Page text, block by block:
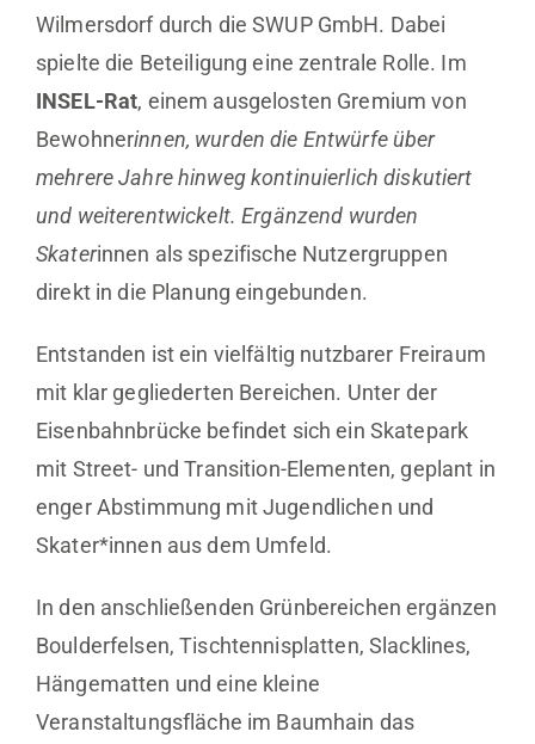
Wilmersdorf durch die SWUP GmbH. Dabei
spielte die Beteiligung eine zentrale Rolle. Im
INSEL-Rat, einem ausgelosten Gremium von
Bewohnerinnen, wurden die Entwürfe über
mehrere Jahre hinweg kontinuierlich diskutiert
und weiterentwickelt. Ergänzend wurden
Skaterinnen als spezifische Nutzergruppen
direkt in die Planung eingebunden.
Entstanden ist ein vielfältig nutzbarer Freiraum
mit klar gegliederten Bereichen. Unter der
Eisenbahnbrücke befindet sich ein Skatepark
mit Street- und Transition-Elementen, geplant in
enger Abstimmung mit Jugendlichen und
Skater*innen aus dem Umfeld.
In den anschließenden Grünbereichen ergänzen
Boulderfelsen, Tischtennisplatten, Slacklines,
Hängematten und eine kleine
Veranstaltungsfläche im Baumhain das